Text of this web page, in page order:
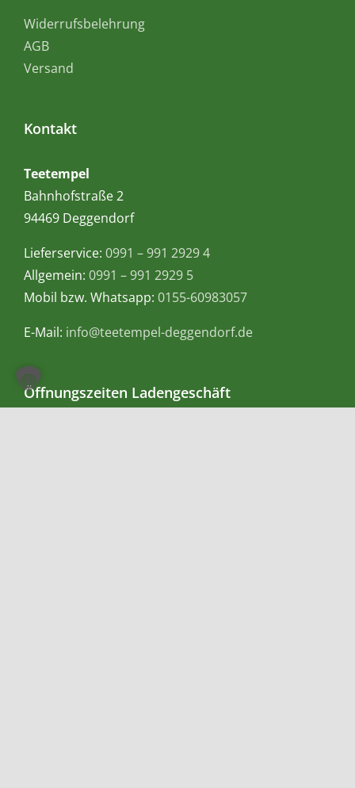
Widerrufsbelehrung
AGB
Versand
Kontakt
Teetempel
Bahnhofstraße 2
94469 Deggendorf
Lieferservice: 0991 – 991 2929 4
Allgemein: 0991 – 991 2929 5
Mobil bzw. Whatsapp: 0155-60983057
E-Mail: info@teetempel-deggendorf.de
Öffnungszeiten Ladengeschäft